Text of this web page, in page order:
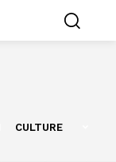
CULTURE